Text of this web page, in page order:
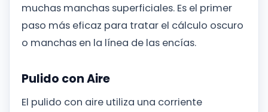
muchas manchas superficiales. Es el primer
paso más eficaz para tratar el cálculo oscuro
o manchas en la línea de las encías.
Pulido con Aire
El pulido con aire utiliza una corriente